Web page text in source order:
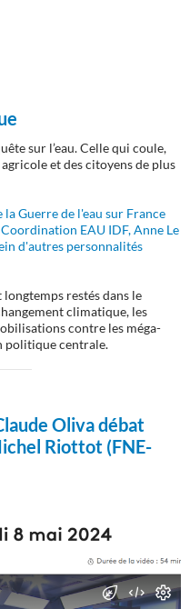
sur l’eau. Celle qui coule,
et des citoyens de plus
Guerre de l'eau sur France
EAU IDF, Anne Le
d'autres personnalités
longtemps restés dans le
climatique, les
contre les méga-
politique centrale.
Oliva débat
Riottot (FNE-